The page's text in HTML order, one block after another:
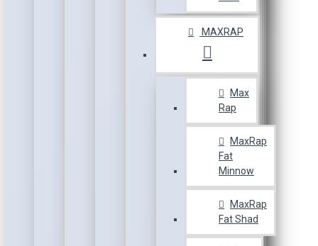
MAXRAP
Max
Rap
MaxRap
Fat
Minnow
MaxRap
Fat Shad